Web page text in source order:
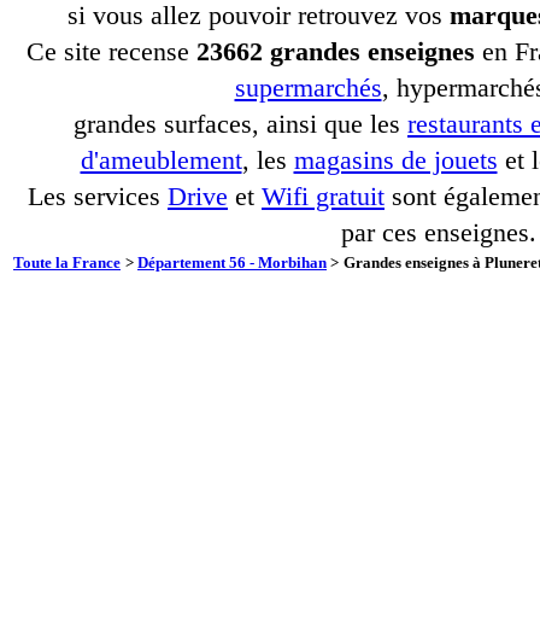
si vous allez pouvoir retrouvez vos
Ce site recense 23662 grandes enseignes en
supermarchés,
grandes surfaces, ainsi que les restaurants
d'ameublement, les magasins de jouets et
Les services Drive et Wifi gratuit sont
par ces enseignes.
Toute la France > Département 56 - Morbihan > Grandes enseignes à